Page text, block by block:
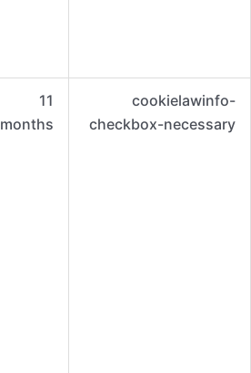
cookielawinfo-
checkbox-necessary
11
months